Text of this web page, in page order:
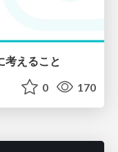
考えること
0 170